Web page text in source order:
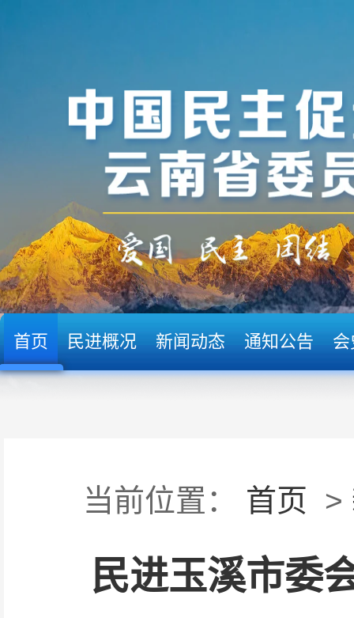
首页 民进概况 新闻动态 通知公告 会
当前位置： 首页 >
民进玉溪市委